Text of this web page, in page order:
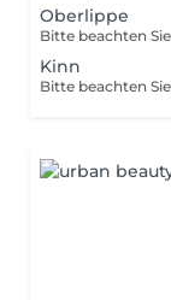
Oberlippe
Kinn